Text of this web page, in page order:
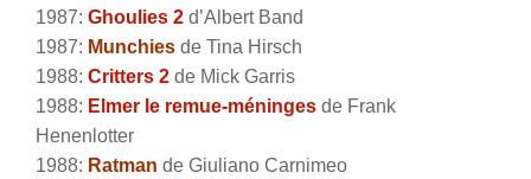
1987: Ghoulies 2 d’Albert Band
1987: Munchies de Tina Hirsch
1988: Critters 2 de Mick Garris
1988: Elmer le remue-méninges de Frank
Henenlotter
1988: Ratman de Giuliano Carnimeo